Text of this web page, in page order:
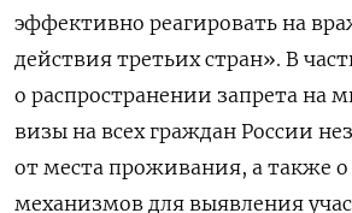
эффективно реагировать на
действия третьих стран». В
о распространении запрета на
визы на всех граждан России
от места проживания, а также о
механизмов для выявления